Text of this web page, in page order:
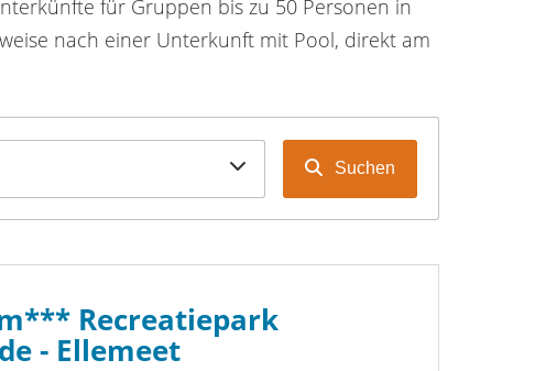
für Gruppen bis zu 50 Personen in
nach einer Unterkunft mit Pool, direkt am
Suchen
Recreatiepark
- Ellemeet